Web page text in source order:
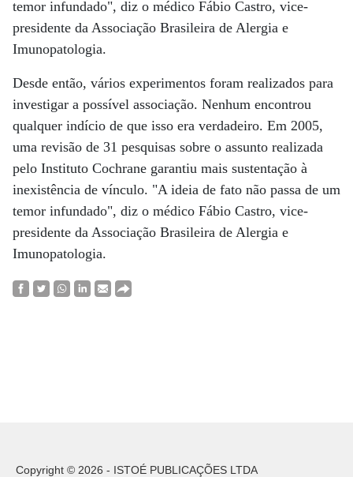
temor infundado", diz o médico Fábio Castro, vice-
presidente da Associação Brasileira de Alergia e
Imunopatologia.
Desde então, vários experimentos foram realizados para
investigar a possível associação. Nenhum encontrou
qualquer indício de que isso era verdadeiro. Em 2005,
uma revisão de 31 pesquisas sobre o assunto realizada
pelo Instituto Cochrane garantiu mais sustentação à
inexistência de vínculo. "A ideia de fato não passa de um
temor infundado", diz o médico Fábio Castro, vice-
presidente da Associação Brasileira de Alergia e
Imunopatologia.
Copyright © 2026 - ISTOÉ PUBLICAÇÕES LTDA